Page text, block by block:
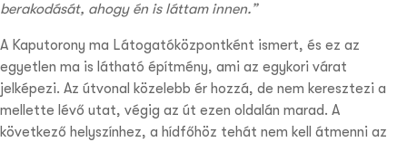
berakodását, ahogy én is láttam innen.”
A Kaputorony ma Látogatóközpontként ismert, és ez az
egyetlen ma is látható építmény, ami az egykori várat
jelképezi. Az útvonal közelebb ér hozzá, de nem keresztezi a
mellette lévő utat, végig az út ezen oldalán marad. A
következő helyszínhez, a hídfőhöz tehát nem kell átmenni az